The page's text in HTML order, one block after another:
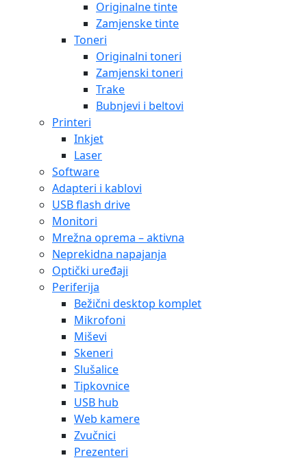
Originalne tinte
Zamjenske tinte
Toneri
Originalni toneri
Zamjenski toneri
Trake
Bubnjevi i beltovi
Printeri
Inkjet
Laser
Software
Adapteri i kablovi
USB flash drive
Monitori
Mrežna oprema – aktivna
Neprekidna napajanja
Optički uređaji
Periferija
Bežični desktop komplet
Mikrofoni
Miševi
Skeneri
Slušalice
Tipkovnice
USB hub
Web kamere
Zvučnici
Prezenteri